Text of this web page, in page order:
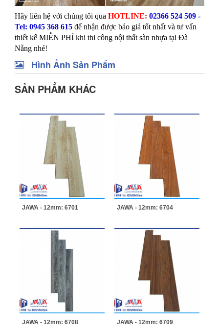
Hãy liên hệ với chúng tôi qua HOTLINE: 02366 524 509 -
Tel: 0945 368 615 để nhận được báo giá tốt nhất và tư vấn
thiết kế MIỄN PHÍ khi thi công nội thất sàn nhựa tại Đà
Nẵng nhé!
Hình Ảnh Sản Phẩm
SẢN PHẨM KHÁC
JAWA - 12mm: 6701 JAWA - 12mm: 6704
JAWA - 12mm: 6708 JAWA - 12mm: 6709